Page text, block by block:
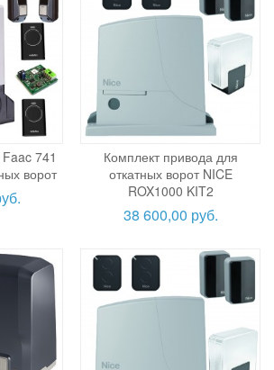
741
ворот
Комплект привода для
откатных ворот NICE
ROX1000 KIT2
38 600,00 руб.